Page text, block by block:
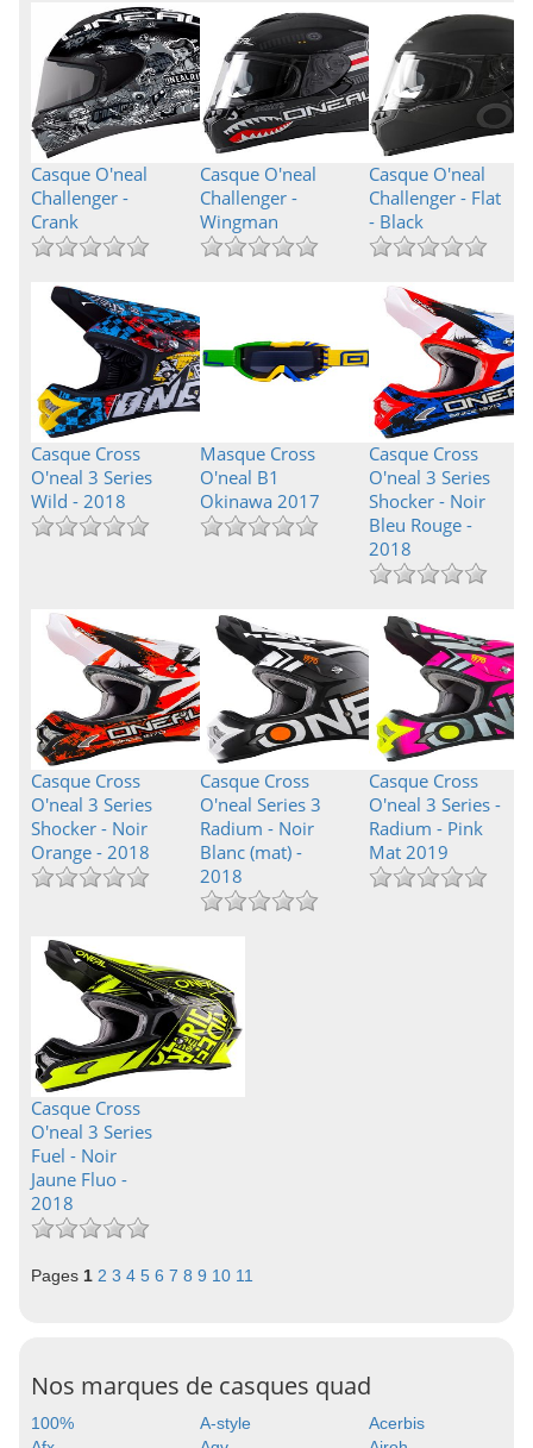
Casque O'neal
Challenger -
Crank
Casque O'neal
Challenger -
Wingman
Casque O'neal
Challenger - Flat
- Black
Casque Cross
O'neal 3 Series
Wild - 2018
Masque Cross
O'neal B1
Okinawa 2017
Casque Cross
O'neal 3 Series
Shocker - Noir
Bleu Rouge -
2018
Casque Cross
O'neal 3 Series
Shocker - Noir
Orange - 2018
Casque Cross
O'neal Series 3
Radium - Noir
Blanc (mat) -
2018
Casque Cross
O'neal 3 Series -
Radium - Pink
Mat 2019
Casque Cross
O'neal 3 Series
Fuel - Noir
Jaune Fluo -
2018
Pages 1 2 3 4 5 6 7 8 9 10 11
Nos marques de casques quad
100% A-style
Acerbis